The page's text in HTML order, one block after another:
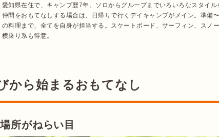
愛知県在住で、キャンプ歴7年。ソロからグループまでいろいろなスタイル
仲間をおもてなしする場合は、日帰りで行くデイキャンプがメイン。準備
の料理まで、全てを自身が担当する。スケートボード、サーフィン、スノ
横乗り系も得意。
から始まるおもてなし
所がねらい目